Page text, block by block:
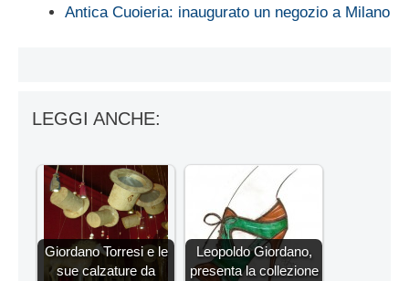
Antica Cuoieria: inaugurato un negozio a Milano
LEGGI ANCHE:
Giordano Torresi e le
sue calzature da
Leopoldo Giordano,
presenta la collezione